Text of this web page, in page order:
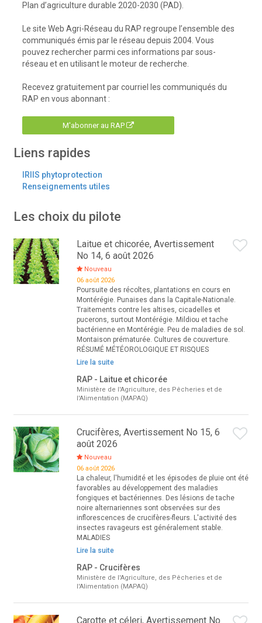
Plan d’agriculture durable 2020-2030 (PAD).
Le site Web Agri-Réseau du RAP regroupe l’ensemble des
communiqués émis par le réseau depuis 2004. Vous
pouvez rechercher parmi ces informations par sous-
réseau et en utilisant le moteur de recherche.
Recevez gratuitement par courriel les communiqués du
RAP en vous abonnant :
M'abonner au RAP
Liens rapides
IRIIS phytoprotection
Renseignements utiles
Les choix du pilote
Laitue et chicorée, Avertissement
No 14, 6 août 2026
Nouveau
06 août 2026
Poursuite des récoltes, plantations en cours en
Montérégie. Punaises dans la Capitale-Nationale.
Traitements contre les altises, cicadelles et
pucerons, surtout Montérégie. Mildiou et tache
bactérienne en Montérégie. Peu de maladies de sol.
Montaison prématurée. Cultures de couverture.
RÉSUMÉ MÉTÉOROLOGIQUE ET RISQUES
Lire la suite
RAP - Laitue et chicorée
Ministère de l'Agriculture, des Pêcheries et de
l'Alimentation (MAPAQ)
Crucifères, Avertissement No 15, 6
août 2026
Nouveau
06 août 2026
La chaleur, l'humidité et les épisodes de pluie ont été
favorables au développement des maladies
fongiques et bactériennes. Des lésions de tache
noire alternariennes sont observées sur des
inflorescences de crucifères-fleurs. L'activité des
insectes ravageurs est généralement stable.
MALADIES
Lire la suite
RAP - Crucifères
Ministère de l'Agriculture, des Pêcheries et de
l'Alimentation (MAPAQ)
Carotte et céleri, Avertissement No